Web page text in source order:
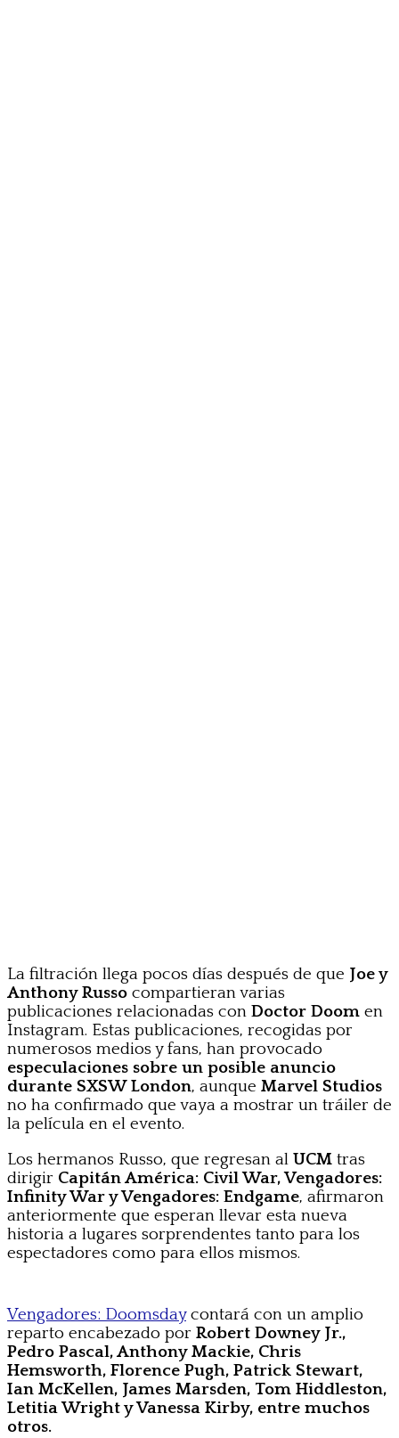
La filtración llega pocos días después de que Joe y
Anthony Russo compartieran varias
publicaciones relacionadas con Doctor Doom en
Instagram. Estas publicaciones, recogidas por
numerosos medios y fans, han provocado
especulaciones sobre un posible anuncio
durante SXSW London, aunque Marvel Studios
no ha confirmado que vaya a mostrar un tráiler de
la película en el evento.
Los hermanos Russo, que regresan al UCM tras
dirigir Capitán América: Civil War, Vengadores:
Infinity War y Vengadores: Endgame, afirmaron
anteriormente que esperan llevar esta nueva
historia a lugares sorprendentes tanto para los
espectadores como para ellos mismos.
Vengadores: Doomsdaycontará con un amplio
reparto encabezado por Robert Downey Jr.,
Pedro Pascal, Anthony Mackie, Chris
Hemsworth, Florence Pugh, Patrick Stewart,
Ian McKellen, James Marsden, Tom Hiddleston,
Letitia Wright y Vanessa Kirby, entre muchos
otros.